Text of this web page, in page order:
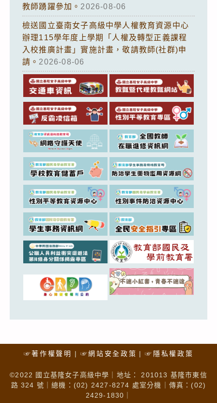
教師踴躍參加。 2026-08-06
檢送國立臺南女子高級中學人權教育資源中心
辦理115學年度上學期「人權及轉型正義課程
入校推廣計畫」實施計畫，敬請教師(社群)申
請。 2026-08-06
☞著作權聲明 ☞網站安全政策 ☞隱私權政策
©2022 國立基隆女子高級中學｜地址： 201013 基隆市東信
路 324 號｜總機：(02) 2427-8274 處室分機｜傳真：(02)
2429-1830｜